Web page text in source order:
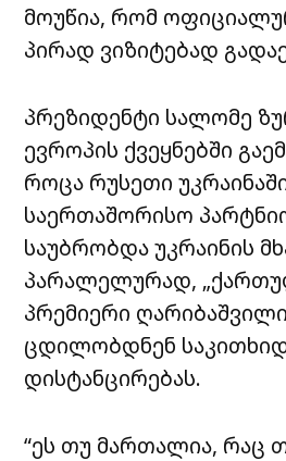
მოუწია, რომ
პირად ვიზიტებად
პრეზიდენტი სალომე
ევროპის ქვეყნებში
როცა რუსეთი
საერთაშორისო
საუბრობდა უკრაინის
პარალელურად,
პრემიერი
ცდილობდნენ
დისტანცირებას.
“ეს თუ მართალია, რაც